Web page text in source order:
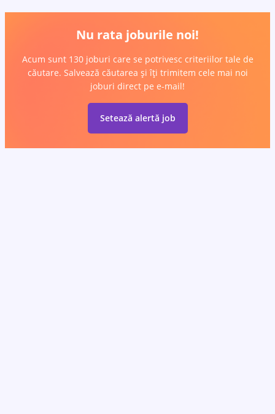
Nu rata joburile noi!
Acum sunt 130 joburi care se potrivesc criteriilor tale de
căutare. Salvează căutarea și îți trimitem cele mai noi
joburi direct pe e-mail!
Setează alertă job